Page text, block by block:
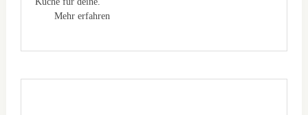
Mehr erfahren